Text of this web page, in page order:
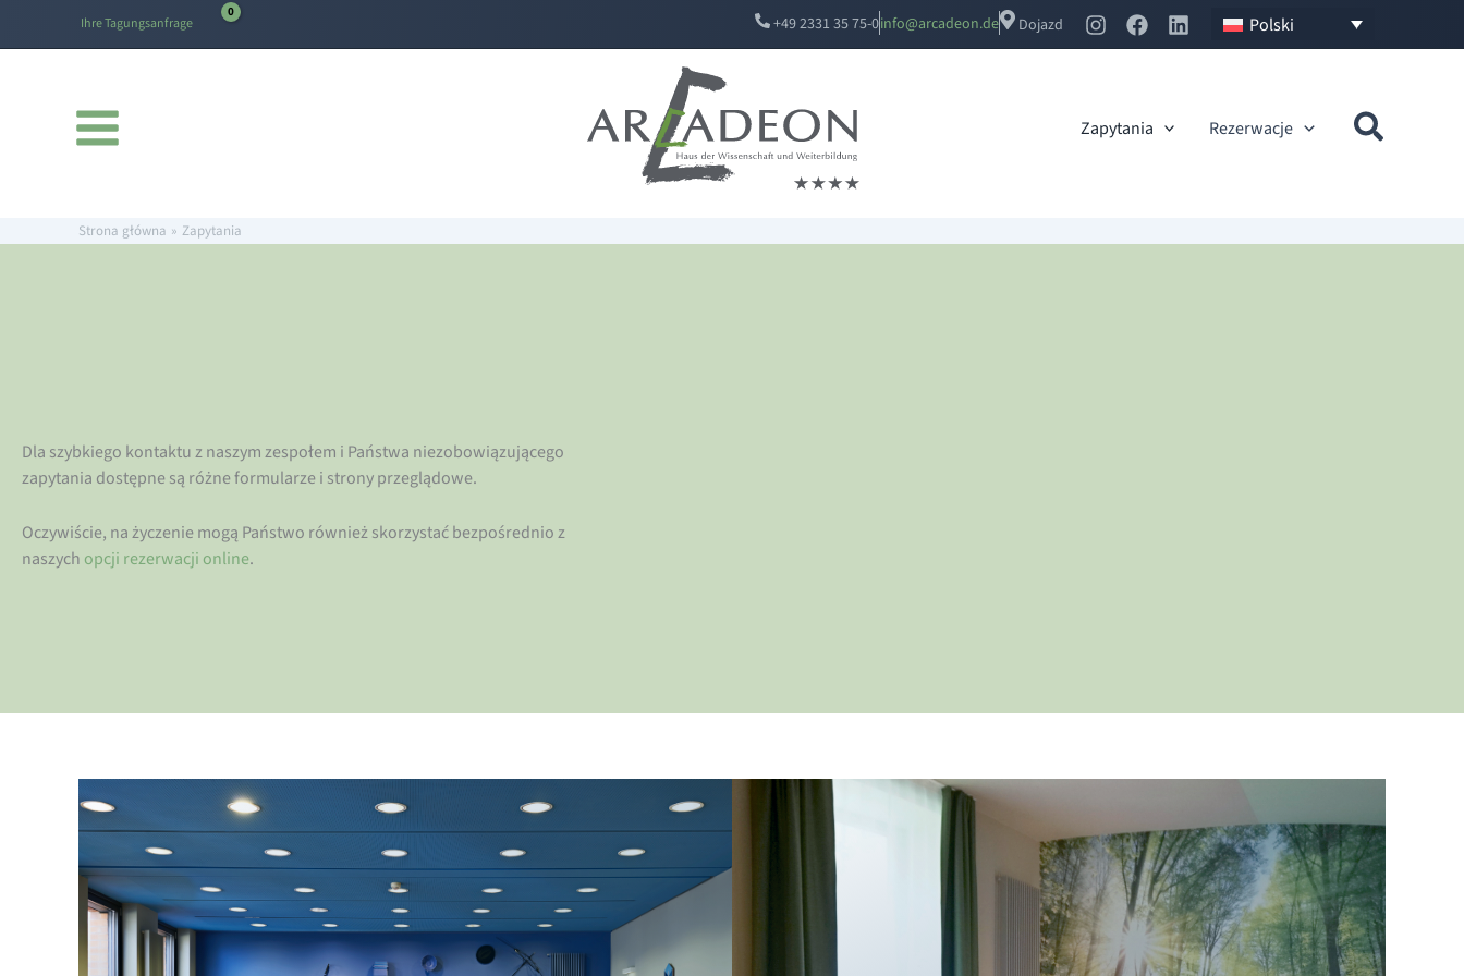
Ihre Tagungsanfrage +49 2331 35 75-0 ed.no
edacr
a@ofn
i Dojazd Polski
Zapytania Rezerwacje
Strona główna Zapytania
Dla szybkiego kontaktu z naszym zespołem i Państwa niezobowiązującego
zapytania dostępne są różne formularze i strony przeglądowe.
Oczywiście, na życzenie mogą Państwo również skorzystać bezpośrednio z
naszych opcji rezerwacji online.